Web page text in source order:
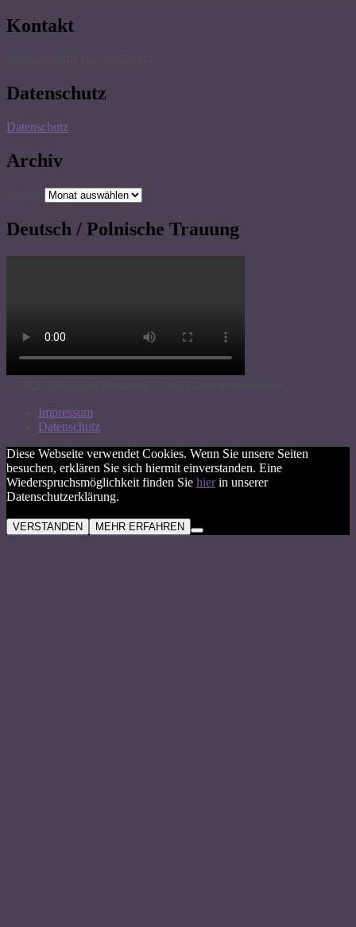
Kontakt
Datenschutz
Datenschutz
Archiv
Deutsch / Polnische Trauung
Impressum
Datenschutz
Diese Webseite verwendet Cookies. Wenn Sie unsere Seiten
besuchen, erklären Sie sich hiermit einverstanden. Eine
Wiederspruchsmöglichkeit finden Sie hierin unserer
Datenschutzerklärung.
VERSTANDEN MEHR ERFAHREN